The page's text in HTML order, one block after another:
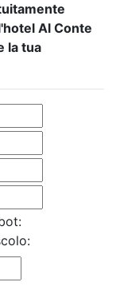
Al Conte
la tua